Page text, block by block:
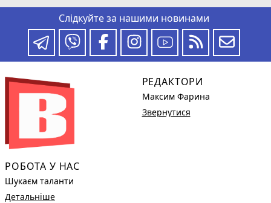
Слідкуйте за нашими новинами
РОБОТА У НАС
Шукаєм таланти
Детальніше
РЕДАКТОРИ
Максим Фарина
Звернутися